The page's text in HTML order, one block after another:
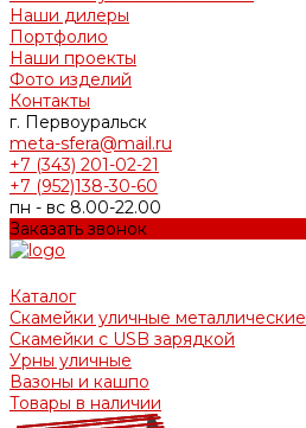
Наши дилеры
Портфолио
Наши проекты
Фото изделий
Контакты
г. Первоуральск
meta-sfera@mail.ru
+7 (343) 201-02-21
+7 (952)138-30-60
пн - вс 8.00-22.00
Заказать звонок
Каталог
Скамейки уличные металлические
Скамейки с USB зарядкой
Урны уличные
Вазоны и кашпо
Товары в наличии